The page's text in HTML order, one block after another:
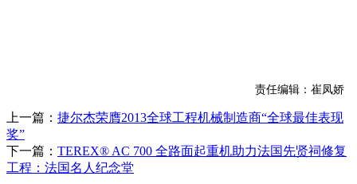
责任编辑：崔凤娇
上一篇： 捷尔杰荣膺2013全球工程机械制造商“全球最佳表现
奖”
下一篇： TEREX® AC 700 全路面起重机助力法国先贤祠修复
工程：法国名人纪念堂